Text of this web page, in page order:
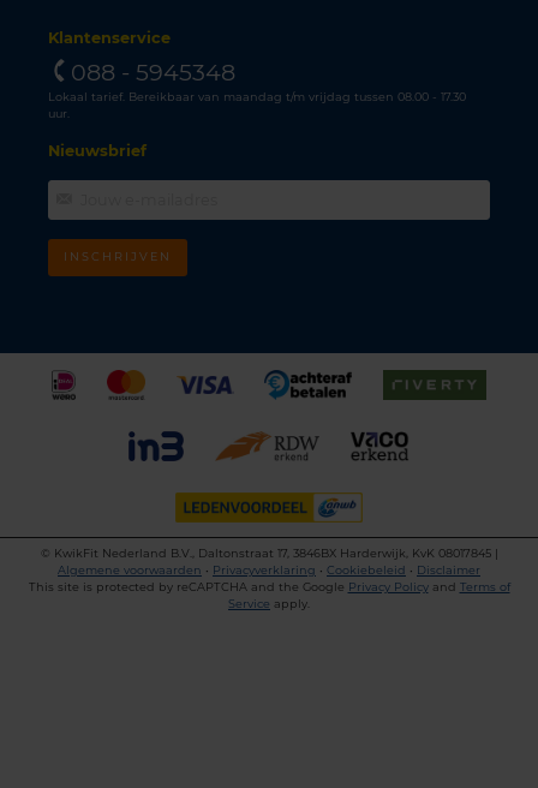
Klantenservice
088 - 5945348
Lokaal tarief. Bereikbaar van maandag t/m vrijdag tussen 08.00 - 17.30
uur.
Nieuwsbrief
INSCHRIJVEN
©
KwikFit Nederland B.V., Daltonstraat 17, 3846BX Harderwijk, KvK 08017845 |
Algemene voorwaarden • Privacyverklaring • Cookiebeleid • Disclaimer
This site is protected by reCAPTCHA and the Google Privacy Policyand Terms of
Service apply.